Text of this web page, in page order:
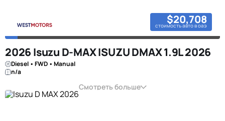
$20,708
стоимость авто в оаэ
2026 Isuzu D-MAX ISUZU DMAX 1.9L 2026
Diesel • FWD • Manual
n/a
Смотреть больше